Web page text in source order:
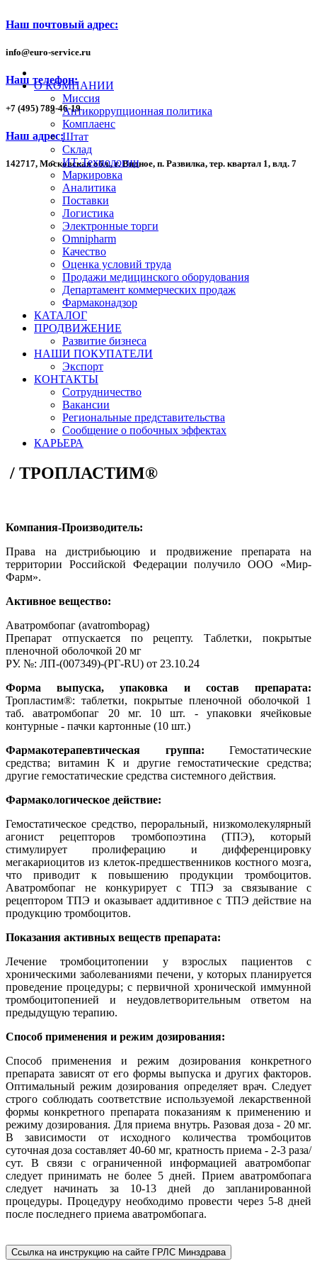
Наш почтовый адрес:
info@euro-service.ru
Наш телефон:
+7 (495) 789-46-19
Наш адрес:
142717, Московская обл., г. Видное, п. Развилка, тер. квартал 1, влд. 7
О КОМПАНИИ
Миссия
Антикоррупционная политика
Комплаенс
Штат
Склад
ИТ-Технологии
Маркировка
Аналитика
Поставки
Логистика
Электронные торги
Omnipharm
Качество
Оценка условий труда
Продажи медицинского оборудования
Департамент коммерческих продаж
Фармаконадзор
КАТАЛОГ
ПРОДВИЖЕНИЕ
Развитие бизнеса
НАШИ ПОКУПАТЕЛИ
Экспорт
КОНТАКТЫ
Сотрудничество
Вакансии
Региональные представительства
Сообщение о побочных эффектах
КАРЬЕРА
/ ТРОПЛАСТИМ®
Компания-Производитель:
Права на дистрибьюцию и продвижение препарата на
территории Российской Федерации получило ООО «Мир-
Фарм».
Активное вещество:
Аватромбопаг (avatrombopag)
Препарат отпускается по рецепту. Таблетки, покрытые
пленочной оболочкой 20 мг
РУ. №: ЛП-(007349)-(РГ-RU) от 23.10.24
Форма выпуска, упаковка и состав препарата:
Тропластим®: таблетки, покрытые пленочной оболочкой 1
таб. аватромбопаг 20 мг. 10 шт. - упаковки ячейковые
контурные - пачки картонные (10 шт.)
Фармакотерапевтическая группа: Гемостатические
средства; витамин K и другие гемостатические средства;
другие гемостатические средства системного действия.
Фармакологическое действие:
Гемостатическое средство, пероральный, низкомолекулярный
агонист рецепторов тромбопоэтина (ТПЭ), который
стимулирует пролиферацию и дифференцировку
мегакариоцитов из клеток-предшественников костного мозга,
что приводит к повышению продукции тромбоцитов.
Аватромбопаг не конкурирует с ТПЭ за связывание с
рецептором ТПЭ и оказывает аддитивное с ТПЭ действие на
продукцию тромбоцитов.
Показания активных веществ препарата:
Лечение тромбоцитопении у взрослых пациентов с
хроническими заболеваниями печени, у которых планируется
проведение процедуры; с первичной хронической иммунной
тромбоцитопенией и неудовлетворительным ответом на
предыдущую терапию.
Способ применения и режим дозирования:
Способ применения и режим дозирования конкретного
препарата зависят от его формы выпуска и других факторов.
Оптимальный режим дозирования определяет врач. Следует
строго соблюдать соответствие используемой лекарственной
формы конкретного препарата показаниям к применению и
режиму дозирования. Для приема внутрь. Разовая доза - 20 мг.
В зависимости от исходного количества тромбоцитов
суточная доза составляет 40-60 мг, кратность приема - 2-3 раза/
сут. В связи с ограниченной информацией аватромбопаг
следует принимать не более 5 дней. Прием аватромбопага
следует начинать за 10-13 дней до запланированной
процедуры. Процедуру необходимо провести через 5-8 дней
после последнего приема аватромбопага.
Ссылка на инструкцию на сайте ГРЛС Минздрава